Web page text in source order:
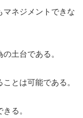
マネジメントできな
土台である。
とは可能である。
る。